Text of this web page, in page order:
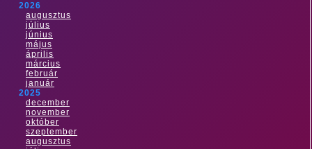
2026
augusztus
július
június
május
április
március
február
január
2025
december
november
október
szeptember
augusztus